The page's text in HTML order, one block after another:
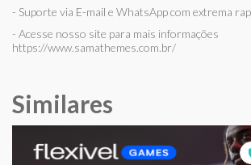
- Suporte via E-mail e WhatsApp com extrema
- Acesse nosso site para mais informações
https://www.samathemes.com.br/
Similares